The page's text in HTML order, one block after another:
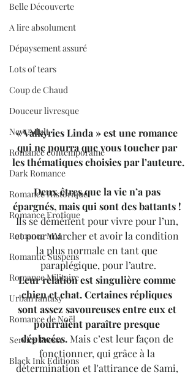
Belle Découverte
A lire absolument
Dépaysement assuré
Lots of tears
Coup de Chaud
Douceur livresque
New Adult
Romance contemporaine
Dark Romance
Romance Historique
Romance Erotique
Romance MM
Romantic Suspens
Romance Militaire
Urban fantasy
Romance de Noël
Service Presse
Black Ink Editions
« Valkyries Linda » est une romance
qui ne pourra que vous toucher par
les thématiques choisies par l’auteure.
Deux êtres que la vie n’a pas
épargnés, mais qui sont des battants !
Ils se démènent pour vivre pour l’un,
et pour marcher et avoir la condition
la plus normale en tant que
paraplégique, pour l’autre.
Leur relation est singulière comme
chien et chat. Certaines répliques
sont assez savoureuses entre eux et
pourraient paraître presque
déplacées. Mais c’est leur façon de
fonctionner, qui grâce à la
détermination et l'attirance de Sami,